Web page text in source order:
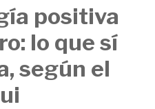
positiva
lo que sí
según el